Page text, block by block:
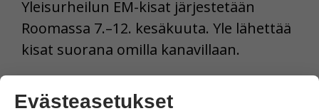
Yleisurheilun EM-kisat järjestetään
Roomassa 7.–12. kesäkuuta. Yle lähettää
kisat suorana omilla kanavillaan.
Evästeasetukset